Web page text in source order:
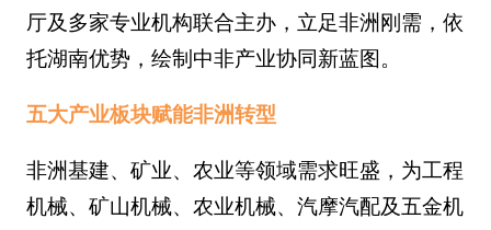
厅及多家专业机构联合主办，立足非洲刚需，依
托湖南优势，绘制中非产业协同新蓝图。
五大产业板块赋能非洲转型
非洲基建、矿业、农业等领域需求旺盛，为工程
机械、矿山机械、农业机械、汽摩汽配及五金机